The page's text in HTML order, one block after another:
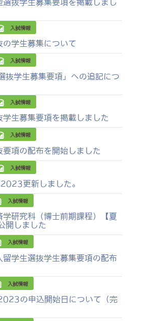
抜学生募集要項を掲載しまし
入試情報
学生募集について
入試情報
抜学生募集要項」への追記につ
入試情報
生募集要項を掲載しました
入試情報
項の配布を開始しました
入試情報
更新しました。
入試情報
研究科（博士前期課程）【夏
開しました
入試情報
学生選抜学生募集要項の配布
入試情報
の申込開始日について（完